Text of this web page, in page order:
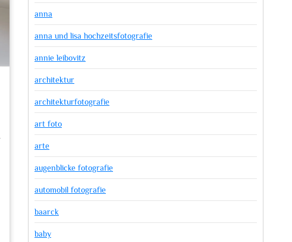
anna
anna und lisa hochzeitsfotografie
annie leibovitz
architektur
architekturfotografie
art foto
arte
augenblicke fotografie
automobil fotografie
baarck
baby